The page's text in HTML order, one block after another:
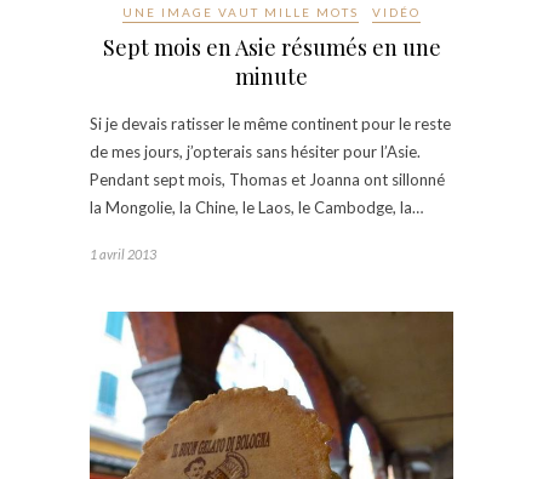
UNE IMAGE VAUT MILLE MOTS VIDÉO
Sept mois en Asie résumés en une
minute
Si je devais ratisser le même continent pour le reste
de mes jours, j’opterais sans hésiter pour l’Asie.
Pendant sept mois, Thomas et Joanna ont sillonné
la Mongolie, la Chine, le Laos, le Cambodge, la…
1 avril 2013